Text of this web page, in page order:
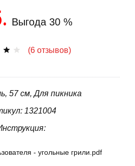
Выгода 30 %
(6 отзывов)
57 см, Для пикника
1321004
- угольные грили.pdf